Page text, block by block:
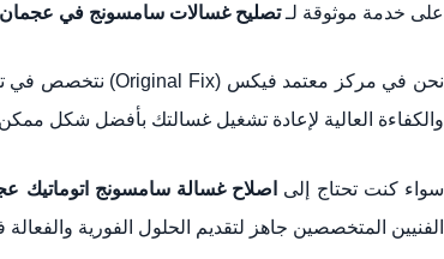
على خدمة موثوقة لـتصليح غسالات سامسونج في عجمان
نحن في مركز معتمد فيكس (Original Fix) نتخصص في تقديم خدمات
والكفاءة العالية لإعادة تشغيل غسالتك بأفضل شكل
سواء كنت تحتاج إلى اصلاح غسالة سامسونج اتوماتيك
الفنيين المتخصصين جاهز لتقديم الحلول الفورية